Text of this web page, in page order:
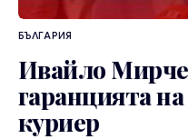
БЪЛГАРИЯ
Ивайло
гаранцията
куриер